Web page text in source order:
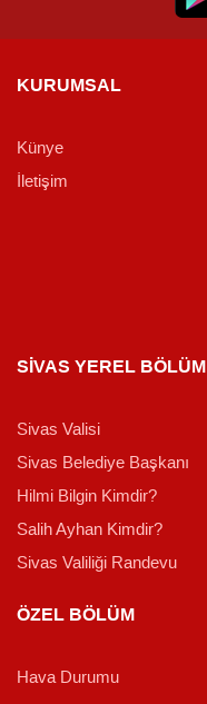
KURUMSAL
Künye
İletişim
SİVAS YEREL BÖLÜM
Sivas Valisi
Sivas Belediye Başkanı
Hilmi Bilgin Kimdir?
Salih Ayhan Kimdir?
Sivas Valiliği Randevu
ÖZEL BÖLÜM
Hava Durumu